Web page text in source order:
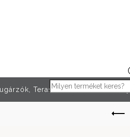
Products search
Teraszfűtés